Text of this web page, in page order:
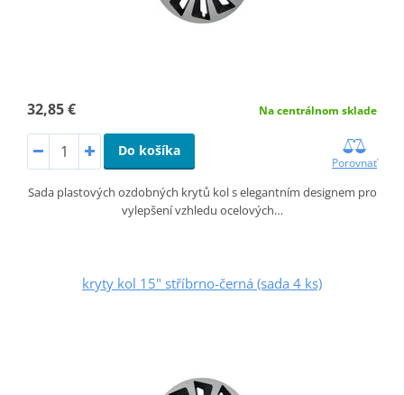
32,85 € Na centrálnom sklade
Do košíka
Porovnať
Sada plastových ozdobných krytů kol s elegantním designem pro
vylepšení vzhledu ocelových…
kryty kol 15" stříbrno-černá (sada 4 ks)